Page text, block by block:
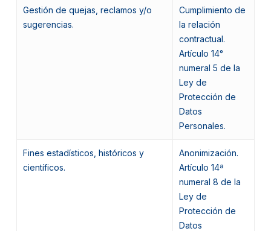
Gestión de quejas, reclamos y/o
sugerencias.
Cumplimiento de
la relación
contractual.
Artículo 14°
numeral 5 de la
Ley de
Protección de
Datos
Personales.
Fines estadísticos, históricos y
científicos.
Anonimización.
Artículo 14ª
numeral 8 de la
Ley de
Protección de
Datos